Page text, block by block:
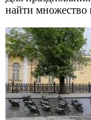
найти